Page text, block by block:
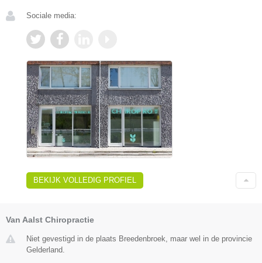
Sociale media:
BEKIJK VOLLEDIG PROFIEL
Van Aalst Chiropractie
Niet gevestigd in de plaats Breedenbroek, maar wel in de provincie
Gelderland.